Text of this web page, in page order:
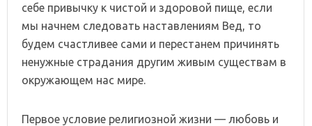
себе привычку к чистой и здоровой пище, если
мы начнем следовать наставлениям Вед, то
будем счастливее сами и перестанем причинять
ненужные страдания другим живым существам в
окружающем нас мире.
Первое условие религиозной жизни — любовь и